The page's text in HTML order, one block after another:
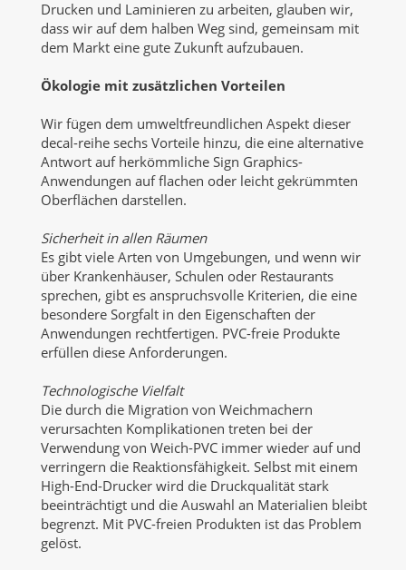
Drucken und Laminieren zu arbeiten, glauben wir,
dass wir auf dem halben Weg sind, gemeinsam mit
dem Markt eine gute Zukunft aufzubauen.
Ökologie mit zusätzlichen Vorteilen
Wir fügen dem umweltfreundlichen Aspekt dieser
decal-reihe sechs Vorteile hinzu, die eine alternative
Antwort auf herkömmliche Sign Graphics-
Anwendungen auf flachen oder leicht gekrümmten
Oberflächen darstellen.
Sicherheit in allen Räumen
Es gibt viele Arten von Umgebungen, und wenn wir
über Krankenhäuser, Schulen oder Restaurants
sprechen, gibt es anspruchsvolle Kriterien, die eine
besondere Sorgfalt in den Eigenschaften der
Anwendungen rechtfertigen. PVC-freie Produkte
erfüllen diese Anforderungen.
Technologische Vielfalt
Die durch die Migration von Weichmachern
verursachten Komplikationen treten bei der
Verwendung von Weich-PVC immer wieder auf und
verringern die Reaktionsfähigkeit. Selbst mit einem
High-End-Drucker wird die Druckqualität stark
beeinträchtigt und die Auswahl an Materialien bleibt
begrenzt. Mit PVC-freien Produkten ist das Problem
gelöst.